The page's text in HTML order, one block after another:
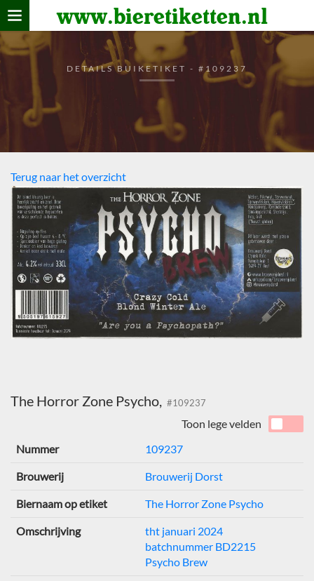
www.bieretiketten.nl
Home
verzamelen
De bierkaart
Bezoekers
DETAILS BUIKETIKET - #109237
Terug naar het overzicht
The Horror Zone Psycho, #109237
Toon lege velden
Nummer
109237
Brouwerij Brouwerij Dorst
Biernaam op etiket The Horror Zone Psycho
Omschrijving
tht januari 2024
batchnummer BD2215
Psycho Brew